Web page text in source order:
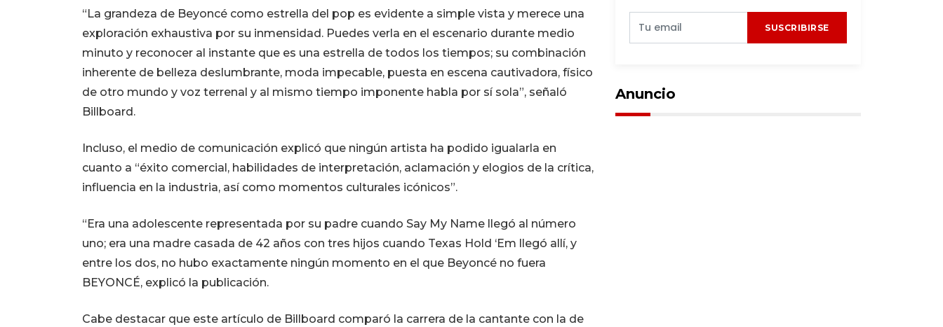
“La grandeza de Beyoncé como estrella del pop es evidente a simple vista y merece una
exploración exhaustiva por su inmensidad. Puedes verla en el escenario durante medio
minuto y reconocer al instante que es una estrella de todos los tiempos; su combinación
inherente de belleza deslumbrante, moda impecable, puesta en escena cautivadora, físico
de otro mundo y voz terrenal y al mismo tiempo imponente habla por sí sola”, señaló
Billboard.
Incluso, el medio de comunicación explicó que ningún artista ha podido igualarla en
cuanto a “éxito comercial, habilidades de interpretación, aclamación y elogios de la crítica,
influencia en la industria, así como momentos culturales icónicos”.
“Era una adolescente representada por su padre cuando Say My Name llegó al número
uno; era una madre casada de 42 años con tres hijos cuando Texas Hold ‘Em llegó allí, y
entre los dos, no hubo exactamente ningún momento en el que Beyoncé no fuera
BEYONCÉ, explicó la publicación.
Cabe destacar que este artículo de Billboard comparó la carrera de la cantante con la de
SUSCRIBIRSE
Anuncio